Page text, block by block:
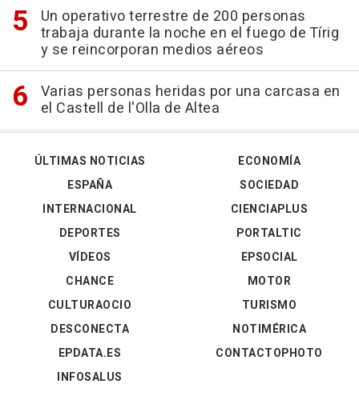
Un operativo terrestre de 200 personas
trabaja durante la noche en el fuego de Tírig
y se reincorporan medios aéreos
Varias personas heridas por una carcasa en
el Castell de l'Olla de Altea
ÚLTIMAS NOTICIAS
ESPAÑA
INTERNACIONAL
DEPORTES
VÍDEOS
ECONOMÍA
SOCIEDAD
CIENCIAPLUS
PORTALTIC
EPSOCIAL
CHANCE
CULTURAOCIO
DESCONECTA
EPDATA.ES
INFOSALUS
MOTOR
TURISMO
NOTIMÉRICA
CONTACTOPHOTO